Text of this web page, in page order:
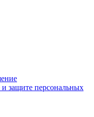
защите персональных